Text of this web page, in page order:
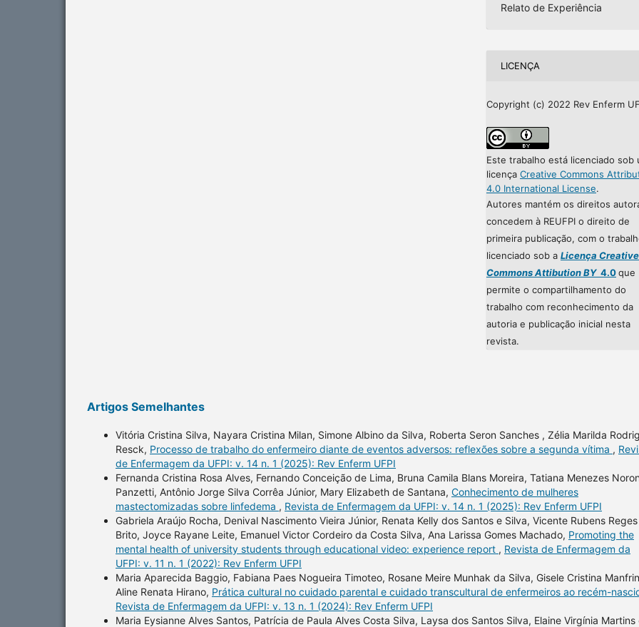
Relato de Experiência
LICENÇA
Copyright (c) 2022 Rev Enferm
Este trabalho está licenciado sob
licença Creative Commons
4.0 International License.
Autores mantém os direitos
concedem à REUFPI o direito de
primeira publicação, com o
licenciado sob a Licença Creative
Commons Attibution BY4.0que
permite o compartilhamento do
trabalho com reconhecimento da
autoria e publicação inicial nesta
revista.
Artigos Semelhantes
Vitória Cristina Silva, Nayara Cristina Milan, Simone Albino da Silva, Roberta Seron Sanches , Zélia Marilda
Resck, Processo de trabalho do enfermeiro diante de eventos adversos: reflexões sobre a segunda vítima ,
de Enfermagem da UFPI: v. 14 n. 1 (2025): Rev Enferm UFPI
Fernanda Cristina Rosa Alves, Fernando Conceição de Lima, Bruna Camila Blans Moreira, Tatiana Menezes
Panzetti, Antônio Jorge Silva Corrêa Júnior, Mary Elizabeth de Santana, Conhecimento de mulheres
mastectomizadas sobre linfedema , Revista de Enfermagem da UFPI: v. 14 n. 1 (2025): Rev Enferm UFPI
Gabriela Araújo Rocha, Denival Nascimento Vieira Júnior, Renata Kelly dos Santos e Silva, Vicente Rubens Reges
Brito, Joyce Rayane Leite, Emanuel Victor Cordeiro da Costa Silva, Ana Larissa Gomes Machado, Promoting the
mental health of university students through educational video: experience report , Revista de Enfermagem da
UFPI: v. 11 n. 1 (2022): Rev Enferm UFPI
Maria Aparecida Baggio, Fabiana Paes Nogueira Timoteo, Rosane Meire Munhak da Silva, Gisele Cristina
Aline Renata Hirano, Prática cultural no cuidado parental e cuidado transcultural de enfermeiros ao recém-
Revista de Enfermagem da UFPI: v. 13 n. 1 (2024): Rev Enferm UFPI
Maria Eysianne Alves Santos, Patrícia de Paula Alves Costa Silva, Laysa dos Santos Silva, Elaine Virgínia Martins